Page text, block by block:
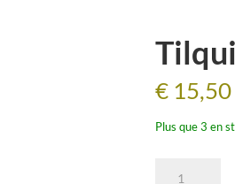
€15,50
Plus que 3 en